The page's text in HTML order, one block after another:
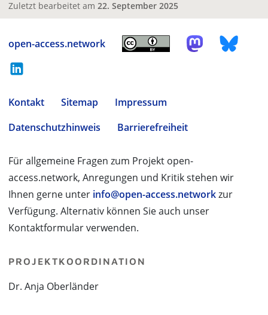
Zuletzt bearbeitet am 22. September 2025
open-access.network
Kontakt Sitemap
Impressum
Datenschutzhinweis
Barrierefreiheit
Für allgemeine Fragen zum Projekt open-
access.network, Anregungen und Kritik stehen wir
Ihnen gerne unter info@open-access.networkzur
Verfügung. Alternativ können Sie auch unser
Kontaktformular verwenden.
PROJEKTKOORDINATION
Dr. Anja Oberländer